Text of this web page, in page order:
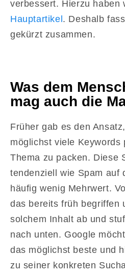
verbessert. Hierzu haben
Hauptartikel. Deshalb
gekürzt zusammen.
Was dem
mag auch die
Früher gab es den
möglichst viele Keywords
Thema zu packen. Diese
tendenziell wie Spam auf
häufig wenig Mehrwert.
das bereits früh begriffen
solchem Inhalt ab und
nach unten. Google
das möglichst beste und
zu seiner konkreten